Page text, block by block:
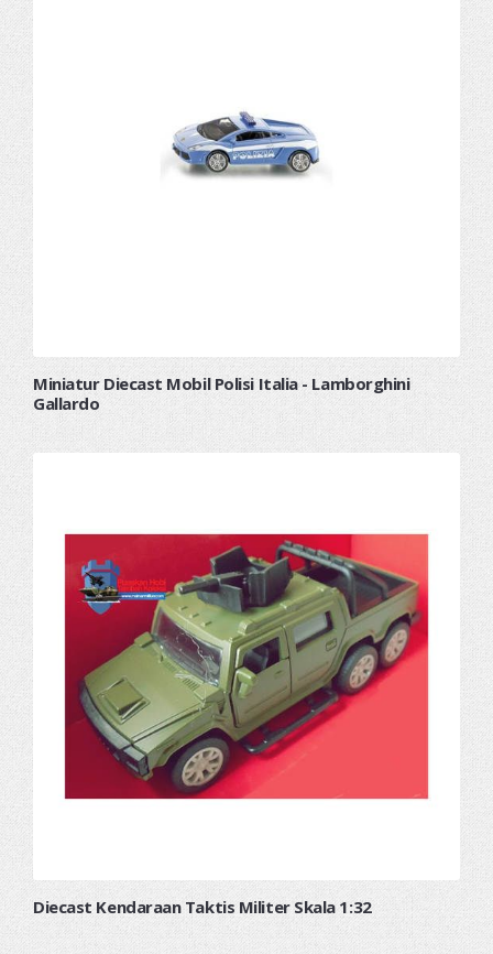
Miniatur Diecast Mobil Polisi Italia - Lamborghini
Gallardo
Diecast Kendaraan Taktis Militer Skala 1:32